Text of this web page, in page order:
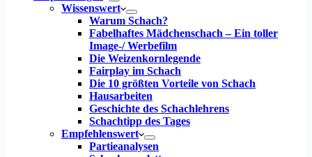
Wissenswert
Warum Schach?
Fabelhaftes Mädchenschach – Ein toller
Image-/ Werbefilm
Die Weizenkornlegende
Fairplay im Schach
Die 10 größten Vorteile von Schach‎
Hausarbeiten
Geschichte des Schachlehrens
Schachtipp des Tages
Empfehlenswert
Partieanalysen